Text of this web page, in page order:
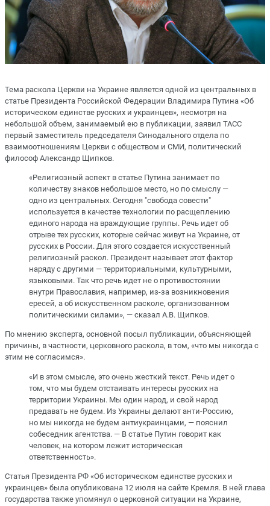
Тема раскола Церкви на Украине является одной из центральных в
статье Президента Российской Федерации Владимира Путина «Об
историческом единстве русских и украинцев», несмотря на
небольшой объем, занимаемый ею в публикации, заявил ТАСС
первый заместитель председателя Синодального отдела по
взаимоотношениям Церкви с обществом и СМИ, политический
философ Александр Щипков.
«Религиозный аспект в статье Путина занимает по
количеству знаков небольшое место, но по смыслу —
одно из центральных. Сегодня "свобода совести"
используется в качестве технологии по расщеплению
единого народа на враждующие группы. Речь идет об
отрыве тех русских, которые сейчас живут на Украине, от
русских в России. Для этого создается искусственный
религиозный раскол. Президент называет этот фактор
наряду с другими — территориальными, культурными,
языковыми. Так что речь идет не о противостоянии
внутри Православия, например, из-за возникновения
ересей, а об искусственном расколе, организованном
политическими силами», — сказал А.В. Щипков.
По мнению эксперта, основной посыл публикации, объясняющей
причины, в частности, церковного раскола, в том, «что мы никогда с
этим не согласимся».
«И в этом смысле, это очень жесткий текст. Речь идет о
том, что мы будем отстаивать интересы русских на
территории Украины. Мы один народ, и свой народ
предавать не будем. Из Украины делают анти-Россию,
но мы никогда не будем антиукраинцами, — пояснил
собеседник агентства. — В статье Путин говорит как
человек, на котором лежит историческая
ответственность».
Статья Президента РФ «Об историческом единстве русских и
украинцев» была опубликована 12 июля на сайте Кремля. В ней глава
государства также упомянул о церковной ситуации на Украине,